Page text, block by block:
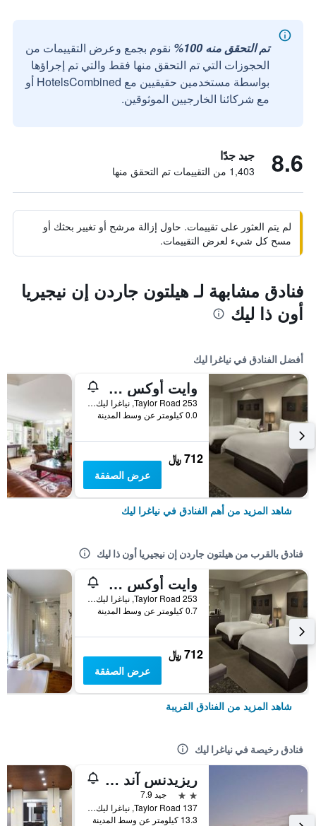
تم التحقق منه 100%
نقوم بجمع وعرض التقييمات من
الحجوزات التي تم التحقق منها فقط والتي تم إجراؤها
بواسطة مستخدمين حقيقيين مع HotelsCombined أو
مع شركائنا الخارجيين الموثوقين.
8.6 جيد جدًا
1,403 من التقييمات تم التحقق منها
لم يتم العثور على تقييمات. حاول إزالة مرشح أو تغيير بحثك أو
مسح كل شيء لعرض التقييمات.
فنادق مشابهة لـ هيلتون جاردن إن نيجيريا
أون ذا ليك
أفضل الفنادق في نياغرا ليك
وايت أوكس ريزورت آند سبا
253 Taylor Road, نياغرا ليك, ON, كندا
0.0 كيلومتر عن وسط المدينة
712 ﷼
عرض الصفقة
شاهد المزيد من أهم الفنادق في نياغرا ليك
فنادق بالقرب من هيلتون جاردن إن نيجيريا أون ذا ليك
وايت أوكس ريزورت آند سبا
253 Taylor Road, نياغرا ليك, ON, كندا
0.7 كيلومتر عن وسط المدينة
712 ﷼
عرض الصفقة
شاهد المزيد من الفنادق القريبة
فنادق رخيصة في نياغرا ليك
ريزيدنس آند كونفرانس سنتر - نياجارا أون ذا ليك
2 نجمتين
جيد 7.9
137 Taylor Road, نياغرا ليك, ON, كندا
13.3 كيلومتر عن وسط المدينة